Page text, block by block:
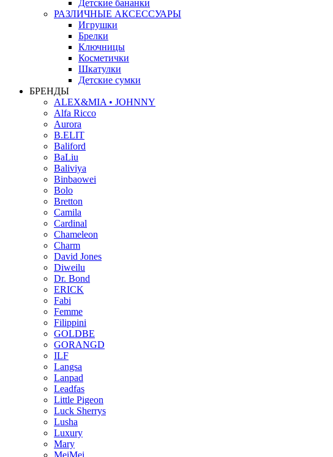
Детские бананки
РАЗЛИЧНЫЕ АКСЕССУАРЫ
Игрушки
Брелки
Ключницы
Косметички
Шкатулки
Детские сумки
БРЕНДЫ
ALEX&MIA • JOHNNY
Alfa Ricco
Aurora
B.ELIT
Baliford
BaLiu
Baliviya
Binbaowei
Bolo
Bretton
Camila
Cardinal
Chameleon
Charm
David Jones
Diweilu
Dr. Bond
ERICK
Fabi
Femme
Filippini
GOLDBE
GORANGD
ILF
Langsa
Lanpad
Leadfas
Little Pigeon
Luck Sherrys
Lusha
Luxury
Mary
MeiMei